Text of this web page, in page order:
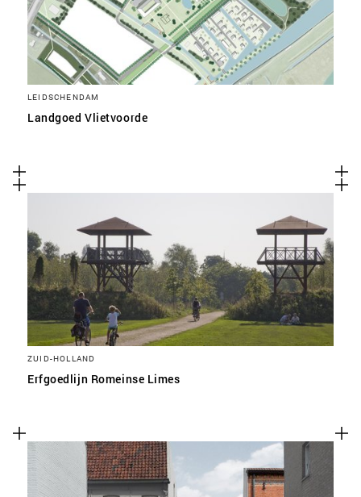
LEIDSCHENDAM
Landgoed Vlietvoorde
ZUID-HOLLAND
Erfgoedlijn Romeinse Limes